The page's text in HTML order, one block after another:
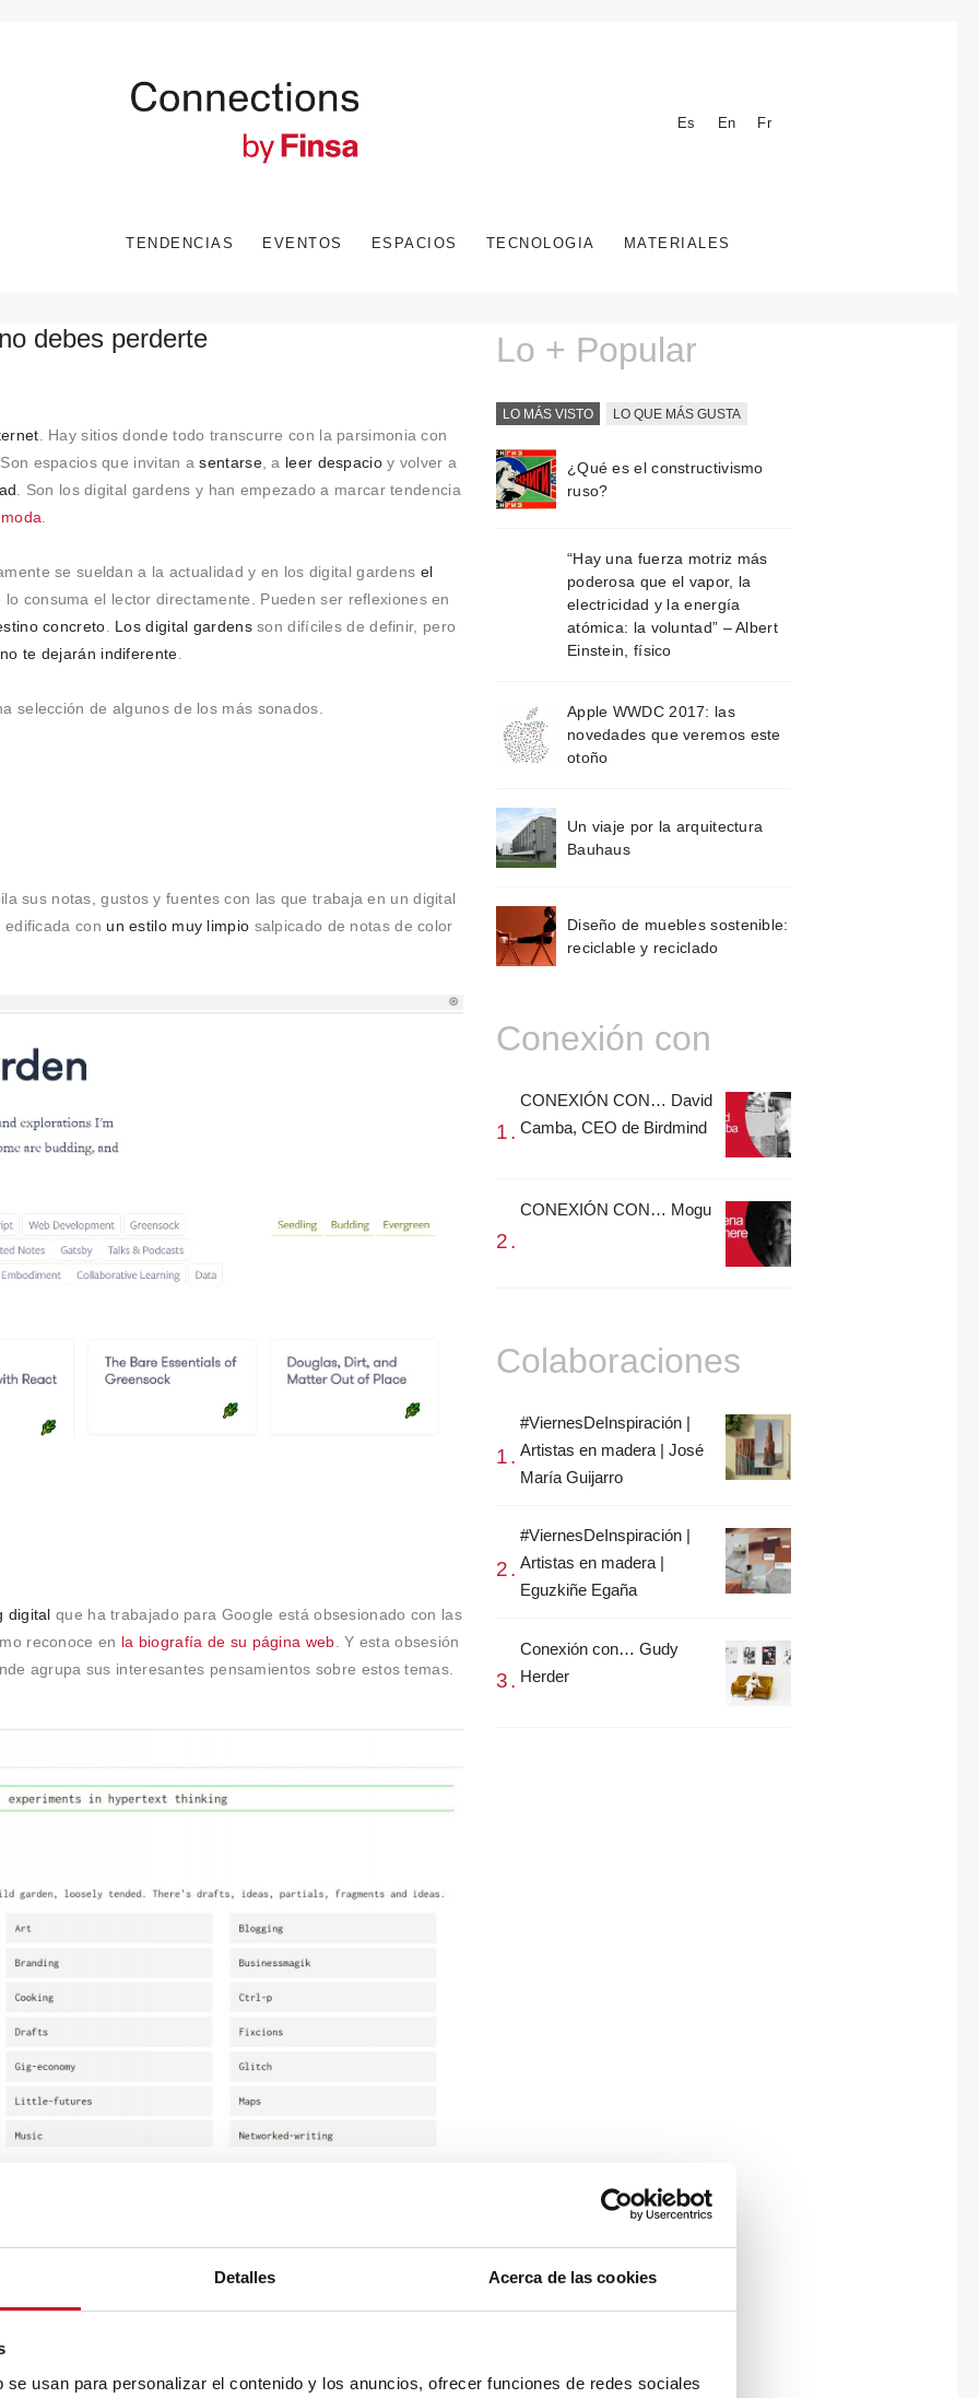
Detalles Acerca de las cookies
usan para personalizar el contenido y los anuncios, ofrecer funciones de redes sociales
Es En Fr
TENDENCIAS EVENTOS ESPACIOS TECNOLOGIA MATERIALES
debes perderte
. Hay sitios donde todo transcurre con la parsimonia con
espacios que invitan asentarse, a leer despacioy volver a
. Son los digital gardens y han empezado a marcar tendencia
se sueldan a la actualidad y en los digital gardens el
lo consuma el lector directamente. Pueden ser reflexiones en
concreto. Los digital gardensson difíciles de definir, pero
no te dejarán indiferente.
selección de algunos de los más sonados.
sus notas, gustos y fuentes con las que trabaja en un digital
con un estilo muy limpio salpicado de notas de color
digital que ha trabajado para Google está obsesionado con las
reconoce en la biografía de su página web . Y esta obsesión
agrupa sus interesantes pensamientos sobre estos temas.
dónde los ha leído y una pequeña reflexión sobre el poso
Lo + Popular
LO MÁS VISTO LO QUE MÁS GUSTA
¿Qué es el constructivismo
ruso?
“Hay una fuerza motriz más
poderosa que el vapor, la
electricidad y la energía
atómica: la voluntad” – Albert
Einstein, físico
Apple WWDC 2017: las
novedades que veremos este
otoño
Un viaje por la arquitectura
Bauhaus
Diseño de muebles sostenible:
reciclable y reciclado
Conexión con
CONEXIÓN CON… David
Camba, CEO de Birdmind
CONEXIÓN CON… Mogu
Colaboraciones
#ViernesDeInspiración |
Artistas en madera | José
María Guijarro
#ViernesDeInspiración |
Artistas en madera |
Eguzkiñe Egaña
Conexión con… Gudy
Herder